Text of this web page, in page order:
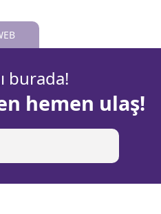
burada!
hemen ulaş!